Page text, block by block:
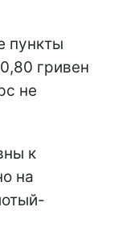
пункты
гривен
не
к
на